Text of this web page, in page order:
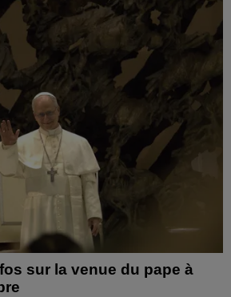
sur la venue du pape à